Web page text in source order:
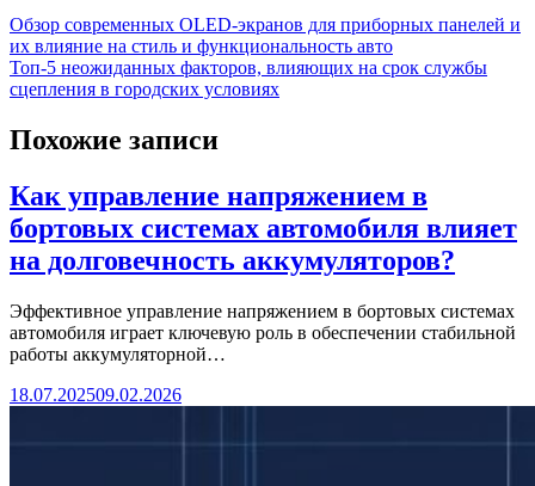
Обзор современных OLED-экранов для приборных панелей и
их влияние на стиль и функциональность авто
Топ-5 неожиданных факторов, влияющих на срок службы
сцепления в городских условиях
Похожие записи
Как управление напряжением в
бортовых системах автомобиля влияет
на долговечность аккумуляторов?
Эффективное управление напряжением в бортовых системах
автомобиля играет ключевую роль в обеспечении стабильной
работы аккумуляторной…
18.07.202509.02.2026